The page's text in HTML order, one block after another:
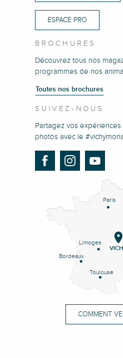
ESPACE PRO
BROCHURES
Découvrez tous nos
programmes de nos
Toutes nos brochures
SUIVEZ-NOUS
Partagez vos
photos avec le
Paris
Limoges
Bordeaux
Toulouse
COMMENT